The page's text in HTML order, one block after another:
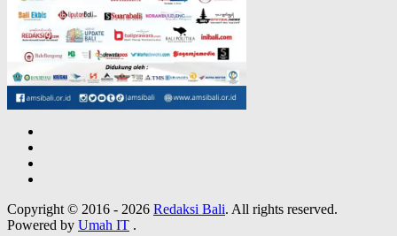
Copyright © 2016 - 2026 Redaksi Bali. All rights reserved.
Powered by Umah IT .